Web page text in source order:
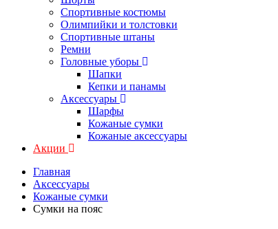
Спортивные костюмы
Олимпийки и толстовки
Спортивные штаны
Ремни
Головные уборы
Шапки
Кепки и панамы
Аксессуары
Шарфы
Кожаные сумки
Кожаные аксессуары
Акции
Главная
Аксессуары
Кожаные сумки
Сумки на пояс